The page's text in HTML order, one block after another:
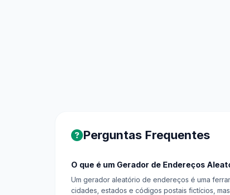
Perguntas Frequentes
O que é um Gerador de Endereços
Um gerador aleatório de endereços é uma
cidades, estados e códigos postais fictícios,